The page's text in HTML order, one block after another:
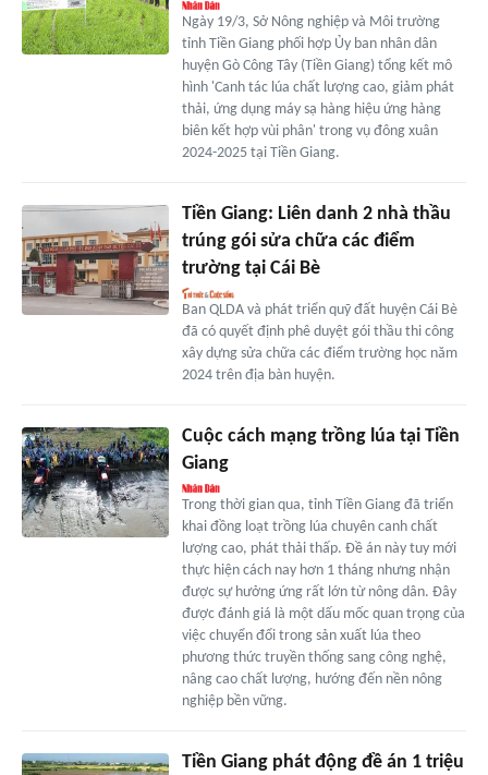
Ngày 19/3, Sở Nông nghiệp và Môi trường
tỉnh Tiền Giang phối hợp Ủy ban nhân dân
huyện Gò Công Tây (Tiền Giang) tổng kết mô
hình 'Canh tác lúa chất lượng cao, giảm phát
thải, ứng dụng máy sạ hàng hiệu ứng hàng
biên kết hợp vùi phân' trong vụ đông xuân
2024-2025 tại Tiền Giang.
Tiền Giang: Liên danh 2 nhà thầu
trúng gói sửa chữa các điểm
trường tại Cái Bè
Ban QLDA và phát triển quỹ đất huyện Cái Bè
đã có quyết định phê duyệt gói thầu thi công
xây dựng sửa chữa các điểm trường học năm
2024 trên địa bàn huyện.
Cuộc cách mạng trồng lúa tại Tiền
Giang
Trong thời gian qua, tỉnh Tiền Giang đã triển
khai đồng loạt trồng lúa chuyên canh chất
lượng cao, phát thải thấp. Đề án này tuy mới
thực hiện cách nay hơn 1 tháng nhưng nhận
được sự hưởng ứng rất lớn từ nông dân. Đây
được đánh giá là một dấu mốc quan trọng của
việc chuyển đổi trong sản xuất lúa theo
phương thức truyền thống sang công nghệ,
nâng cao chất lượng, hướng đến nền nông
nghiệp bền vững.
Tiền Giang phát động đề án 1 triệu